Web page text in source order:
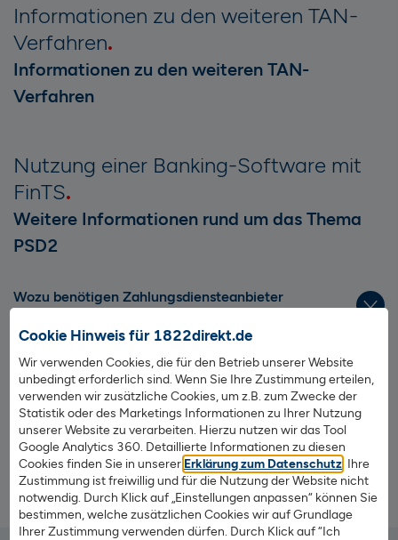
Cookie Hinweis für 1822direkt.de
Wir verwenden Cookies, die für den Betrieb unserer Website
unbedingt erforderlich sind. Wenn Sie Ihre Zustimmung erteilen,
verwenden wir zusätzliche Cookies, um z.B. zum Zwecke der
Statistik oder des Marketings Informationen zu Ihrer Nutzung
unserer Website zu verarbeiten. Hierzu nutzen wir das Tool
Google Analytics 360. Detaillierte Informationen zu diesen
Cookies finden Sie in unserer Erklärung zum Datenschutz . Ihre
Zustimmung ist freiwillig und für die Nutzung der Website nicht
notwendig. Durch Klick auf „Einstellungen anpassen“ können Sie
bestimmen, welche zusätzlichen Cookies wir auf Grundlage
Ihrer Zustimmung verwenden dürfen. Durch Klick auf “Ich
Informationen zu den weiteren TAN-
Verfahren
Informationen zu den weiteren TAN-
Verfahren
Nutzung einer Banking-Software mit
FinTS
Weitere Informationen rund um das Thema
PSD2
Wozu benötigen Zahlungsdiensteanbieter
Was ist ein Zahlungsauslösedienst?
Was ist ein Kontoinformationsdienst?
Informationen der Deutschen Bundesbank zu PSD2